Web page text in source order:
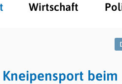
Wirtschaft
beim